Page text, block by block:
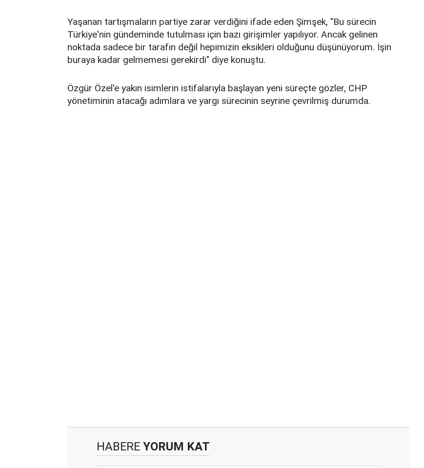
Yaşanan tartışmaların partiye zarar verdiğini ifade eden Şimşek, "Bu sürecin
Türkiye'nin gündeminde tutulması için bazı girişimler yapılıyor. Ancak gelinen
noktada sadece bir tarafın değil hepimizin eksikleri olduğunu düşünüyorum. İşin
buraya kadar gelmemesi gerekirdi" diye konuştu.
Özgür Özel'e yakın isimlerin istifalarıyla başlayan yeni süreçte gözler, CHP
yönetiminin atacağı adımlara ve yargı sürecinin seyrine çevrilmiş durumda.
HABERE YORUM KAT